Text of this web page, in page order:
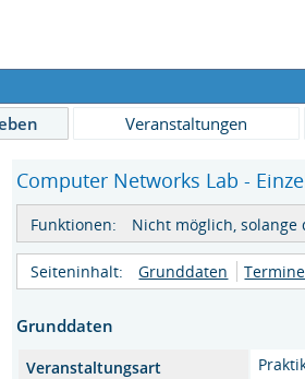
Veranstaltungen
Computer Networks Lab -
Funktionen: Nicht möglich,
Seiteninhalt: Grunddaten Termine
Grunddaten
Veranstaltungsart